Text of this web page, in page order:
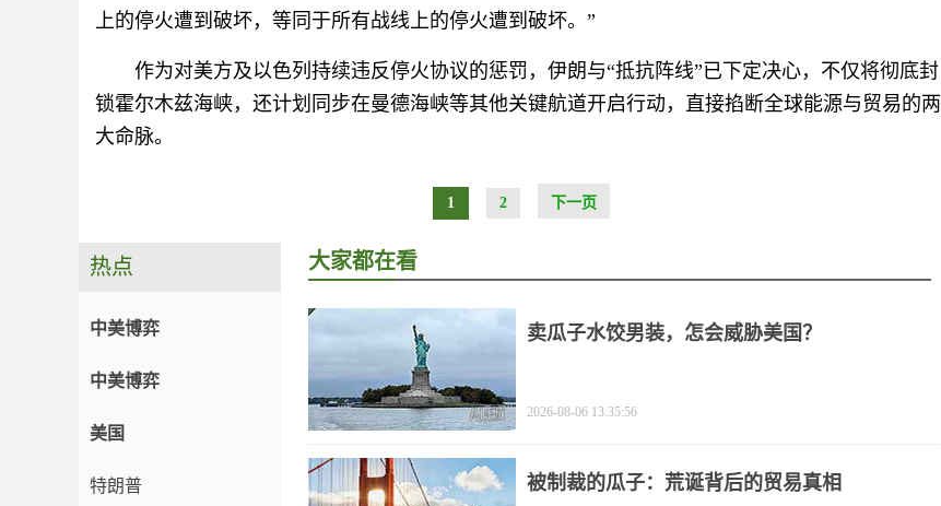
上的停火遭到破坏，等同于所有战线上的停火遭到破坏。”
作为对美方及以色列持续违反停火协议的惩罚，伊朗与“抵抗阵线”已下定决心，不仅将彻底封
锁霍尔木兹海峡，还计划同步在曼德海峡等其他关键航道开启行动，直接掐断全球能源与贸易的两
大命脉。
1 2 下一页
热点
中美博弈
中美博弈
美国
特朗普
大家都在看
卖瓜子水饺男装，怎会威胁美国？
2026-08-06 13:35:56
被制裁的瓜子：荒诞背后的贸易真相